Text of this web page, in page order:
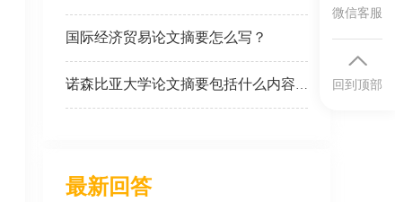
国际经济贸易论文摘要怎么写？
诺森比亚大学论文摘要包括什么内容？
最新回答
微信客服
回到顶部